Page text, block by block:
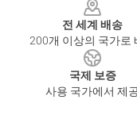
전 세계 배송
200개 이상의 국가로
국제 보증
사용 국가에서 제